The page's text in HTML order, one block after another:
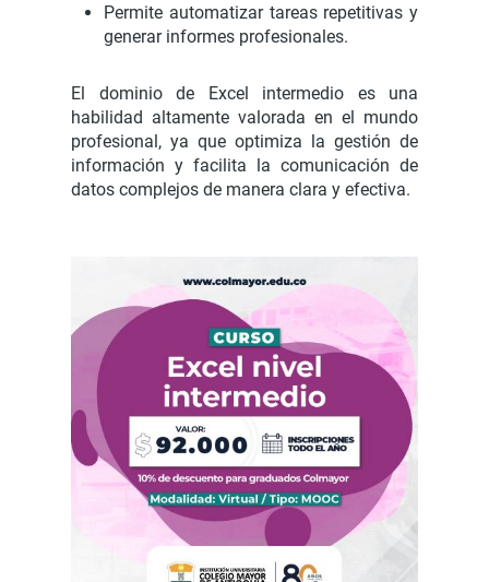
Permite automatizar tareas repetitivas y
generar informes profesionales.
El dominio de Excel intermedio es una
habilidad altamente valorada en el mundo
profesional, ya que optimiza la gestión de
información y facilita la comunicación de
datos complejos de manera clara y efectiva.